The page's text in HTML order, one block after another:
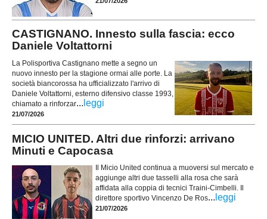
CASTIGNANO. Innesto sulla fascia: ecco
Daniele Voltattorni
La Polisportiva Castignano mette a segno un
nuovo innesto per la stagione ormai alle porte. La
società biancorossa ha ufficializzato l'arrivo di
Daniele Voltattorni, esterno difensivo classe 1993,
chiamato a rinforzar... leggi
21/07/2026
MICIO UNITED. Altri due rinforzi: arrivano
Minuti e Capocasa
Il Micio United continua a muoversi sul mercato e
aggiunge altri due tasselli alla rosa che sarà
affidata alla coppia di tecnici Traini-Cimbelli. Il
direttore sportivo Vincenzo De Ros... leggi
21/07/2026